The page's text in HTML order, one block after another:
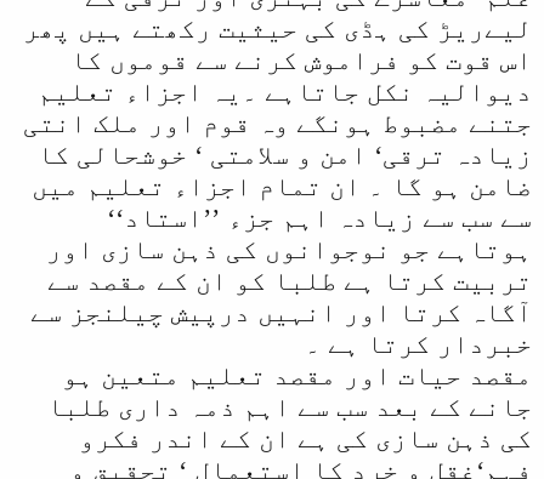
لیےریڑ کی ہڈی کی حیثیت رکھتے ہیں پھر
اس قوت کو فراموش کرنے سے قوموں کا
دیوالیہ نکل جاتاہے ۔یہ اجزاء تعلیم
جتنے مضبوط ہونگے وہ قوم اور ملک انتی
زیادہ ترقی‘ امن و سلامتی ‘ خوشحالی کا
ضامن ہو گا ۔ ان تمام اجزاء تعلیم میں
سے سب سے زیادہ اہم جزء ’’استاد‘‘
ہوتاہے جو نوجوانوں کی ذہن سازی اور
تربیت کرتا ہے طلبا کو ان کے مقصد سے
آگاہ کرتا اور انہیں درپیش چیلنجز سے
خبردار کرتا ہے ۔
مقصد حیات اور مقصد تعلیم متعین ہو
جانے کے بعد سب سے اہم ذمہ داری طلبا
کی ذہن سازی کی ہے ان کے اندر فکرو
فہم‘غقل و خرد کا استعمال ‘ تحقیق و